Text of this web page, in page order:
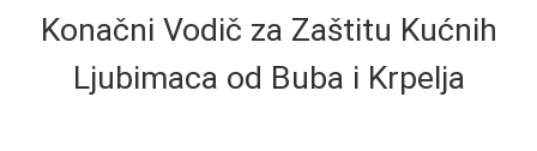
Konačni Vodič za Zaštitu Kućnih
Ljubimaca od Buba i Krpelja